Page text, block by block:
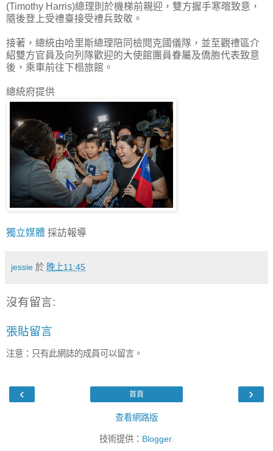
(Timothy Harris)總理則於機梯前親迎，雙方握手寒暄致意，
隨後登上受禮臺接受禮兵致敬。
接著，總統由哈里斯總理陪同檢閱克國儀隊，並至觀禮區介
紹雙方官員及向列隊歡迎的大使館團員眷屬及僑胞代表致意
後，乘車前往下榻旅館。
總統府提供
獨立媒體 採訪報導
jessie 於 晚上11:45
沒有留言:
張貼留言
注意：只有此網誌的成員可以留言。
‹ ›
首頁
查看網路版
技術提供： Blogger.